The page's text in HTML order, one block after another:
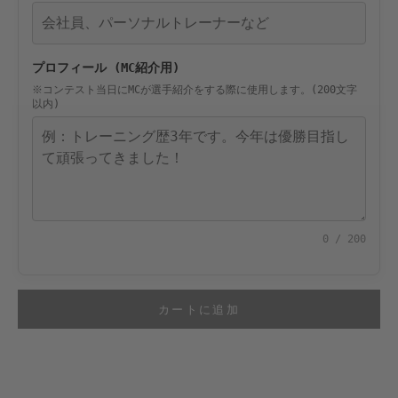
プロフィール (MC紹介用)
※コンテスト当日にMCが選手紹介をする際に使用します。(200文字
以内)
0 / 200
カートに追加